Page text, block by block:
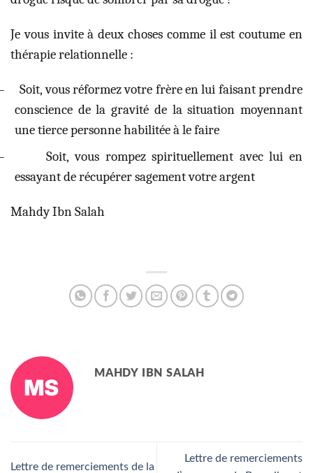
Je vous invite à deux choses comme il est coutume en
thérapie relationnelle :
Soit, vous réformez votre frère en lui faisant prendre
conscience de la gravité de la situation moyennant
une tierce personne habilitée à le faire
Soit, vous rompez spirituellement avec lui en
essayant de récupérer sagement votre argent
Mahdy Ibn Salah
MAHDY IBN SALAH
Lettre de remerciements de la
Lettre de remerciements